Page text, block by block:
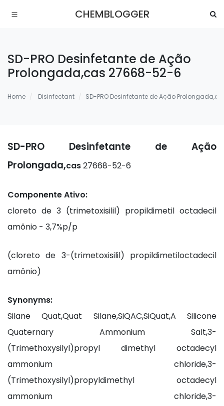
CHEMBLOGGER
SD-PRO Desinfetante de Ação
Prolongada,cas 27668-52-6
Home Disinfectant SD-PRO Desinfetante de Ação
SD-PRO Desinfetante de Ação
Prolongada,cas27668-52-6
Componente Ativo:
cloreto de 3 (trimetoxisilil) propildimetil octadecil
amônio - 3,7%p/p
(cloreto de 3-(trimetoxisilil) propildimetiloctadecil
amônio)
Synonyms:
Silane Quat,Quat Silane,SiQAC,SiQuat,A Silicone
Quaternary Ammonium Salt,3-
(Trimethoxysilyl)propyl dimethyl octadecyl
ammonium chloride,3-
(Trimethoxysilyl)propyldimethyl octadecyl
ammonium chloride,3-